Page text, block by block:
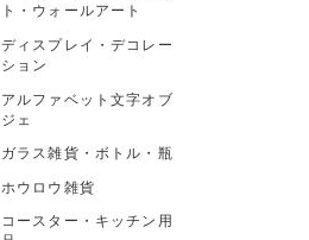
ト・ウォールアート
ディスプレイ・デコレー
ション
アルファベット文字オブ
ジェ
ガラス雑貨・ボトル・瓶
ホウロウ雑貨
コースター・キッチン用